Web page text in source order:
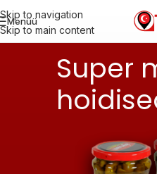
Skip to navigation
Skip to main content
Menüü
Super